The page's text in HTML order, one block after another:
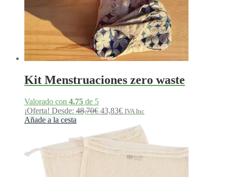
Kit Menstruaciones zero waste
Valorado con 4.75 de 5
¡Oferta! Desde: 48,70€ El
original
era:
48,70€.
43,83€El
actual
es:
IVA Inc
Añade a la cesta